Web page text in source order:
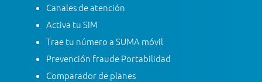
Canales de atención
Activa tu SIM
Trae tu número a SUMA móvil
Prevención fraude Portabilidad
Comparador de planes